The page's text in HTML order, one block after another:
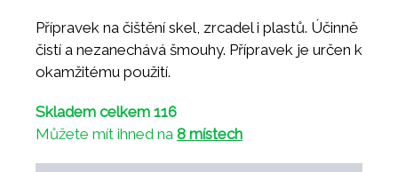
Přípravek na čištění skel, zrcadel i plastů. Účinně
čistí a nezanechává šmouhy. Přípravek je určen k
okamžitému použití.
Skladem celkem 116
Můžete mít ihned na 8 místech